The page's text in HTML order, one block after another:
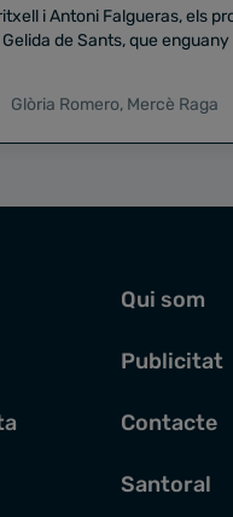
i Antoni Falgueras, els
Glòria Romero, Mercè Raga
Qui som
Publicitat
Contacte
Santoral